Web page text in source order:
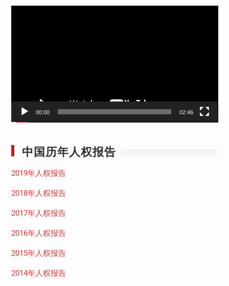
00:00 02:46
中国历年人权报告
2019年人权报告
2018年人权报告
2017年人权报告
2016年人权报告
2015年人权报告
2014年人权报告